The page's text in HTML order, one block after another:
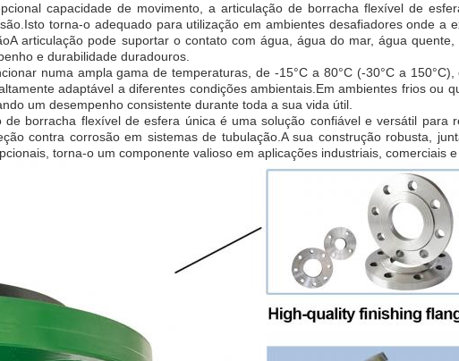
capacidade de movimento, a articulação de borracha flexível de
torna-o adequado para utilização em ambientes desafiadores onde a
articulação pode suportar o contato com água, água do mar, água
e durabilidade duradouros.
numa ampla gama de temperaturas, de -15°C a 80°C (-30°C a
adaptável a diferentes condições ambientais.Em ambientes frios ou
um desempenho consistente durante toda a sua vida útil.
de borracha flexível de esfera única é uma solução confiável e versátil para
contra corrosão em sistemas de tubulação.A sua construção robusta,
torna-o um componente valioso em aplicações industriais, comerciais e